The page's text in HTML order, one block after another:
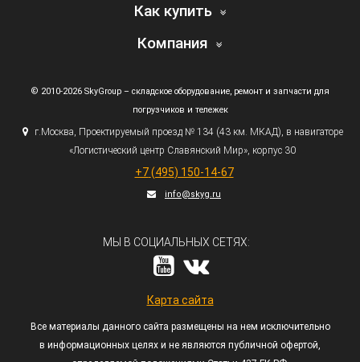
Как купить
Компания
© 2010-2026 SkyGroup – складское оборудование, ремонт и запчасти для
погрузчиков и тележек
г.Москва, Проектируемый проезд № 134 (43км. МКАД), в навигаторе
«Логистический центр Славянский Мир», корпус 30
+7 (495) 150-14-67
info@skyg.ru
МЫ В СОЦИАЛЬНЫХ СЕТЯХ:
Карта сайта
Все материалы данного сайта размещены на нем исключительно
в информационных целях и не являются публичной офертой,